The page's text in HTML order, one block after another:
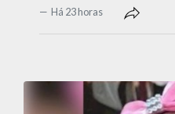
Há 23 horas